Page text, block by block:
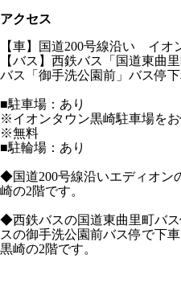
アクセス
【車】国道200号線沿い イオ
【バス】西鉄バス「国道東曲
バス「御手洗公園前」バス停
■駐車場：あり
※イオンタウン黒崎駐車場をお
※無料
■駐輪場：あり
◆国道200号線沿いエディオン
崎の2階です。
◆西鉄バスの国道東曲里町バ
スの御手洗公園前バス停で下
黒崎の2階です。